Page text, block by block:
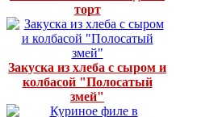
торт
Закуска из хлеба с сыром и
колбасой "Полосатый
змей"